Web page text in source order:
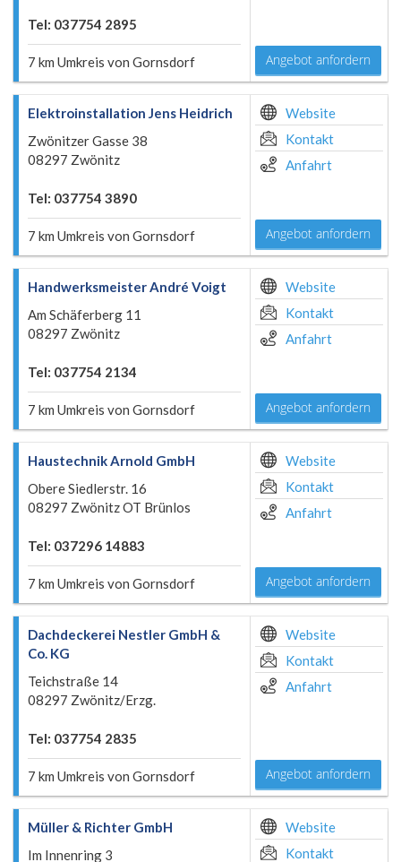
Tel: 037754 2895
7 km Umkreis von Gornsdorf Angebot anfordern
Elektroinstallation Jens Heidrich
Zwönitzer Gasse 38
08297 Zwönitz
Tel: 037754 3890
7 km Umkreis von Gornsdorf
Website
Kontakt
Anfahrt
Angebot anfordern
Handwerksmeister André Voigt
Am Schäferberg 11
08297 Zwönitz
Tel: 037754 2134
7 km Umkreis von Gornsdorf
Website
Kontakt
Anfahrt
Angebot anfordern
Haustechnik Arnold GmbH
Obere Siedlerstr. 16
08297 Zwönitz OT Brünlos
Tel: 037296 14883
7 km Umkreis von Gornsdorf
Website
Kontakt
Anfahrt
Angebot anfordern
Dachdeckerei Nestler GmbH &
Co. KG
Teichstraße 14
08297 Zwönitz/Erzg.
Tel: 037754 2835
7 km Umkreis von Gornsdorf
Website
Kontakt
Anfahrt
Angebot anfordern
Müller & Richter GmbH
Im Innenring 3
Website
Kontakt